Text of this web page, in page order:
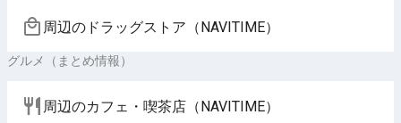
周辺のドラッグストア（NAVITIME）
グルメ（まとめ情報）
周辺のカフェ・喫茶店（NAVITIME）